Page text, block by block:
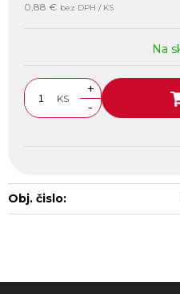
0,88 € bez DPH / KS
Na
KS
+
-
Obj. čislo: